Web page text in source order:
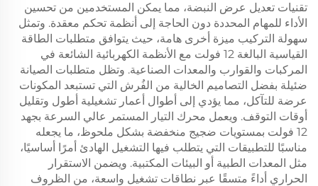
تقنيات تعديل عرض النبضة، مما يمكن المستخدمين من تحسين
الأداء للمهام المحددة دون الحاجة إلى أنظمة تحكم معقدة. وتمثل
سهولة التركيب ميزة أخرى هامة، حيث يتوافق متطلبات الطاقة
القياسية البالغة 12 فولت مع الأنظمة الكهربائية الشائعة في
المركبات والقوارب والمعدات الصناعية. وتظل متطلبات الصيانة
ضئيلة بفضل التصاميم الخالية من الفُرش التي تستبعد المكونات
عرضة للتآكل، مما يؤدي إلى أطوال أعمار تشغيلية أطول وتقليل
أوقات التوقف. ويعمل محرك التيار المستمر عالي السرعة بجهد
12 فولت بمستويات ضجيج منخفضة بشكل ملحوظ، ما يجعله
مناسبًا للتطبيقات التي يتطلب فيها التشغيل الهادئ أمرًا أساسيًا،
مثل المعدات الطبية أو البيئات المكتبية. ويضمن الاستقرار
الحراري أداءً متسقًا عبر نطاقات تشغيل واسعة، من الظروف